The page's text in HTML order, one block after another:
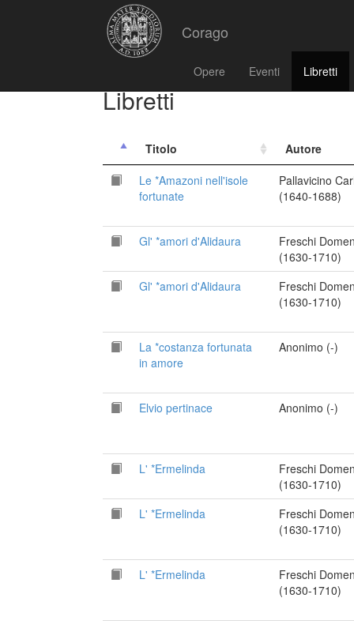
Corago
Opere Eventi Libretti
Libretti
Titolo
Autore
Le *Amazoni nell'isole
fortunate
Pallavicino
(1640-1688)
Gl' *amori d'Alidaura
Freschi
(1630-1710)
Gl' *amori d'Alidaura
Freschi
(1630-1710)
La *costanza fortunata
in amore
Anonimo (-)
Elvio pertinace Anonimo (-)
L' *Ermelinda
Freschi
(1630-1710)
L' *Ermelinda
Freschi
(1630-1710)
L' *Ermelinda
Freschi
(1630-1710)